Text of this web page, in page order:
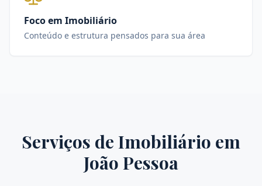
Foco em Imobiliário
Conteúdo e estrutura pensados para sua área
Serviços de Imobiliário em
João Pessoa